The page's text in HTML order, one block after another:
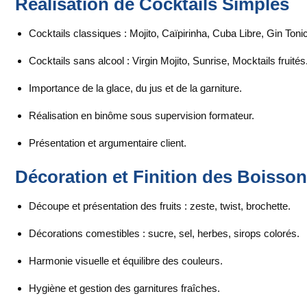
Réalisation de Cocktails Simples
Cocktails classiques : Mojito, Caïpirinha, Cuba Libre, Gin
Cocktails sans alcool : Virgin Mojito, Sunrise, Mocktails fruités.
Importance de la glace, du jus et de la garniture.
Réalisation en binôme sous supervision formateur.
Présentation et argumentaire client.
Décoration et Finition des
Découpe et présentation des fruits : zeste, twist, brochette.
Décorations comestibles : sucre, sel, herbes, sirops colorés.
Harmonie visuelle et équilibre des couleurs.
Hygiène et gestion des garnitures fraîches.